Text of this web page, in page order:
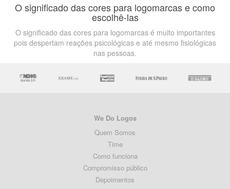
O significado das cores para logomarcas e como
escolhê-las
O significado das cores para logomarcas é muito importantes
pois despertam reações psicológicas e até mesmo fisiológicas
nas pessoas.
We Do Logos
Quem Somos
Time
Como funciona
Compromisso público
Depoimentos